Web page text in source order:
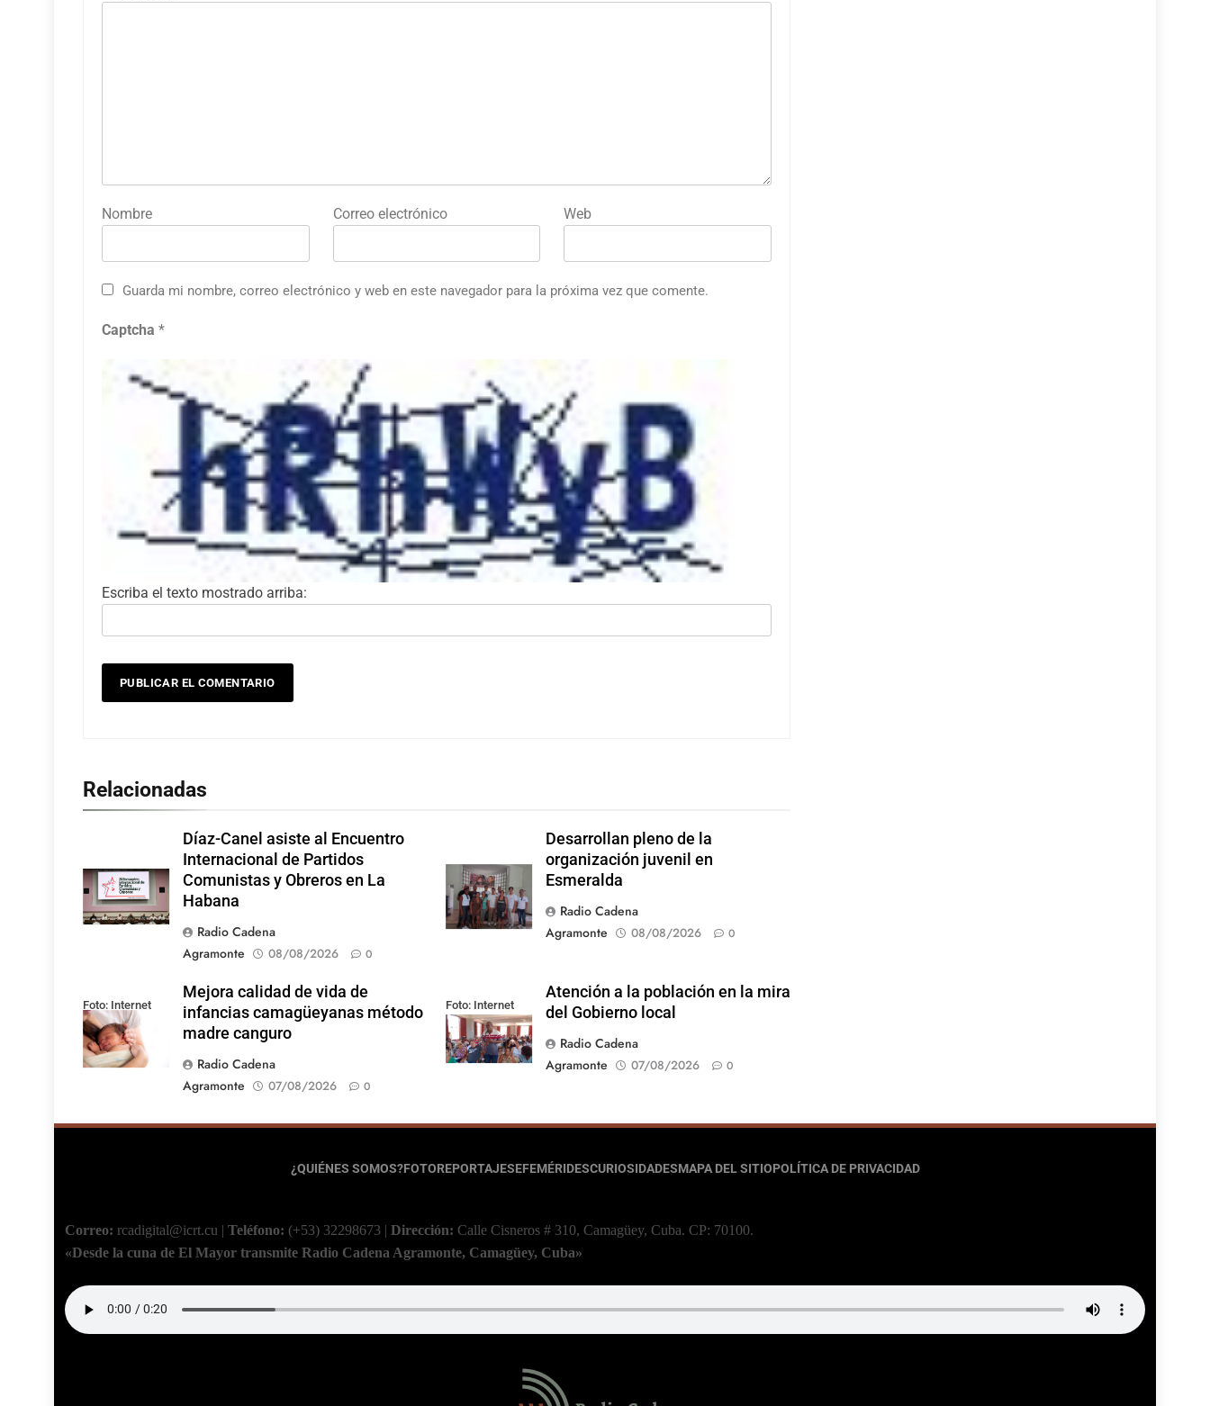
Nombre Correo electrónico Web
Guarda mi nombre, correo electrónico y web en este navegador para la próxima vez que comente.
Captcha *
Escriba el texto mostrado arriba:
Relacionadas
Díaz-Canel asiste al Encuentro
Internacional de Partidos
Comunistas y Obreros en La
Habana
Radio Cadena
Agramonte
08/08/2026 0
Desarrollan pleno de la
organización juvenil en
Esmeralda
Radio Cadena
Agramonte
08/08/2026 0
Foto: Internet
Mejora calidad de vida de
infancias camagüeyanas método
madre canguro
Radio Cadena
Agramonte
07/08/2026 0
Foto: Internet
Atención a la población en la mira
del Gobierno local
Radio Cadena
Agramonte
07/08/2026 0
¿QUIÉNES SOMOS?FOTOREPORTAJESEFEMÉRIDESCURIOSIDADESMAPA DEL SITIOPOLÍTICA DE PRIVACIDAD
Correo: rcadigital@icrt.cu | Teléfono: (+53) 32298673 | Dirección: Calle Cisneros # 310, Camagüey, Cuba. CP: 70100.
«Desde la cuna de El Mayor transmite Radio Cadena Agramonte, Camagüey, Cuba»